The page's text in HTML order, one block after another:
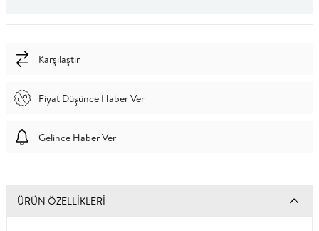
Karşılaştır
Fiyat Düşünce Haber Ver
Gelince Haber Ver
ÜRÜN ÖZELLIKLERI